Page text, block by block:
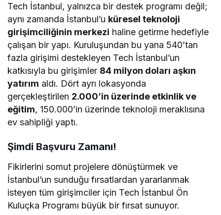
Tech İstanbul, yalnızca bir destek programı değil;
aynı zamanda İstanbul’u küresel teknoloji
girişimciliğinin merkezi haline getirme hedefiyle
çalışan bir yapı. Kuruluşundan bu yana 540’tan
fazla girişimi destekleyen Tech İstanbul’un
katkısıyla bu girişimler 84 milyon doları aşkın
yatırım aldı. Dört ayrı lokasyonda
gerçekleştirilen 2.000’in üzerinde etkinlik ve
eğitim, 150.000’in üzerinde teknoloji meraklısına
ev sahipliği yaptı.
Şimdi Başvuru Zamanı!
Fikirlerini somut projelere dönüştürmek ve
İstanbul’un sunduğu fırsatlardan yararlanmak
isteyen tüm girişimciler için Tech İstanbul Ön
Kuluçka Programı büyük bir fırsat sunuyor.